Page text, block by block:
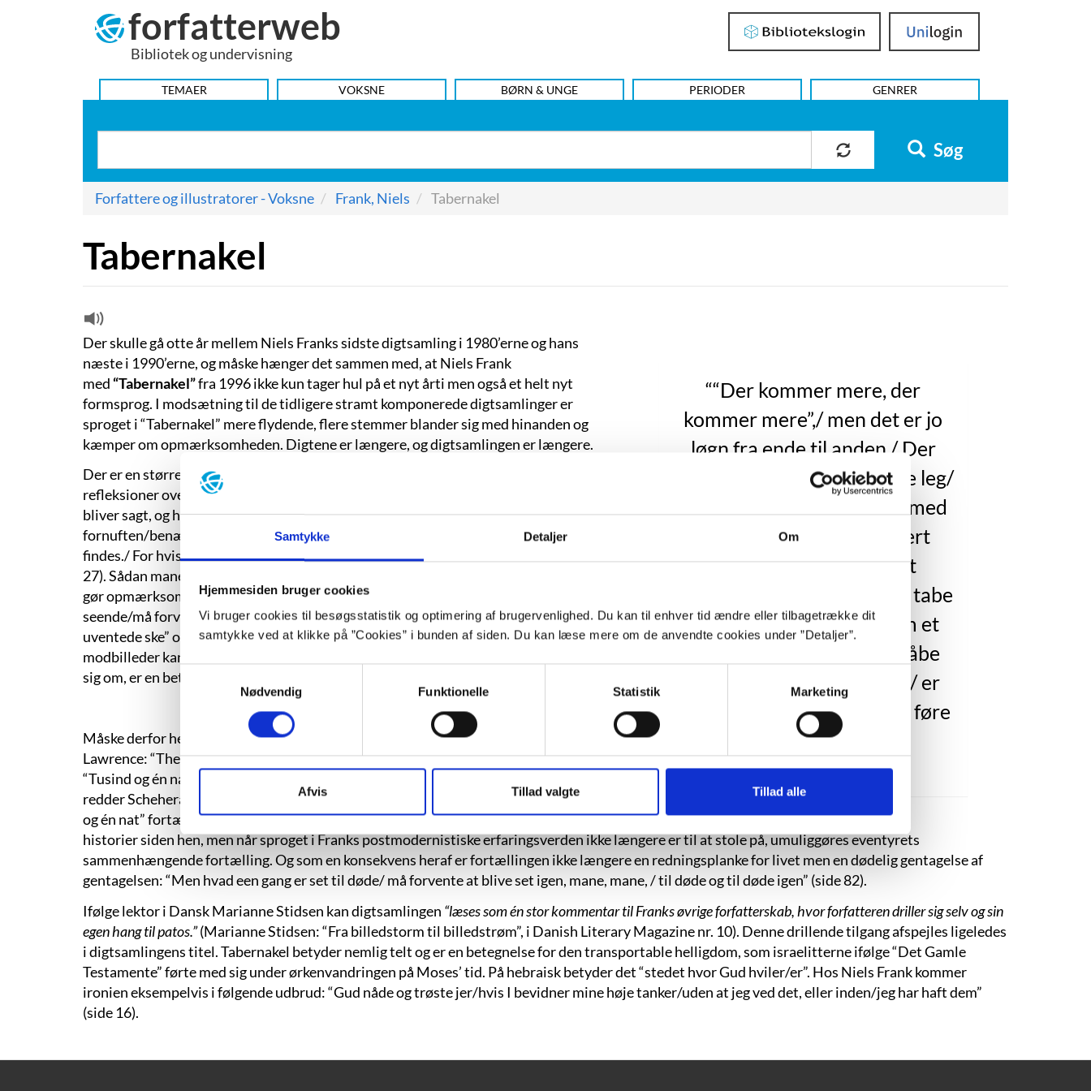
Samtykke Detaljer Om
Hjemmesiden bruger cookies
Vi bruger cookies til besøgsstatistik og optimering af brugervenlighed. Du kan til enhver tid ændre eller tilbagetrække dit
samtykke ved at klikke på ”Cookies” i bunden af siden. Du kan læse mere om de anvendte cookies under ”Detaljer”.
Samtykkevalg
Nødvendig
Funktionelle Statistik Marketing
Afvis Tillad valgte Tillad alle
forfatterweb
Bibliotek og undervisning
Bibliotekslogin UniLogin
HOVEDMENU
TEMAER VOKSNE BØRN & UNGE PERIODER GENRER
Søg
Forfattere og illustratorer - Voksne Frank, Niels Tabernakel
Tabernakel
““Der kommer mere, der
kommer mere”,/ men det er jo
løgn fra ende til anden./ Der
kommer ikke mere. Den lille leg/
som jeg leger så godt, den med
det bløde ansigt/ der hvert
øjeblik kan give sig til at
grimassere ubehersket/ og tabe
alle sine flade masker som et
spil kort/ og selv stå og måbe
over det bagefter, dén leg/ er
forbi. Hvor den så end ville føre
mig hen.”
“Tabernakel”, s. 11.
Der skulle gå otte år mellem Niels Franks sidste digtsamling i 1980’erne og hans
næste i 1990’erne, og måske hænger det sammen med, at Niels Frank
med “Tabernakel”fra 1996 ikke kun tager hul på et nyt årti men også et helt nyt
formsprog. I modsætning til de tidligere stramt komponerede digtsamlinger er
sproget i “Tabernakel” mere flydende, flere stemmer blander sig med hinanden og
kæmper om opmærksomheden. Digtene er længere, og digtsamlingen er længere.
Der er en større billedrigdom, og digtene synes på en gang at være digte og
refleksioner over digtningen. Et gennemgående tema er afsøgningen af, hvad der
bliver sagt, og hvad der ikke kan siges. “Skynd dig, skynd dig/at skrive det ned før
fornuften/benægter sit liderlige kaos. Skriv det ned/så selv digtet kan se at det
findes./ For hvis een ting findes, findes også/dens modsætning. Skriv det ned” (side
27). Sådan manes der et sted, at alt er modsætninger. Men som det sidste digt i bogen
gør opmærksom på, er der ikke langt fra én betydning til dens modsætning: “den
seende/må forvente en blindhed” og “Den der intet forventer,/ han må se det
uventede ske” og ”Ingen af disse billeder kan nogensinde gøres,/ men deres
modbilleder kan” (side 81-82). Man kan altså ikke stole på sproget, for før man får set
sig om, er en betydning vendt til dens modsætning.
Måske derfor hedder det sidste digt “Efter tusind og een nat”, med et citat fra D.H.
Lawrence: “There is nothing to look at any more,/ Everything has been seen to death”.
“Tusind og én nat” er navnet på en af historiens mest berømte eventyrsamlinger. I den
redder Scheherazade sit liv ved hver nat at fortælle et eventyr til sultanen. I “Tusind
og én nat” fortælles eventyrene efter en skabelon, som vi kender det fra tusinder af
historier siden hen, men når sproget i Franks postmodernistiske erfaringsverden ikke længere er til at stole på, umuliggøres eventyrets
sammenhængende fortælling. Og som en konsekvens heraf er fortællingen ikke længere en redningsplanke for livet men en dødelig gentagelse af
gentagelsen: “Men hvad een gang er set til døde/ må forvente at blive set igen, mane, mane, / til døde og til døde igen” (side 82).
Ifølge lektor i Dansk Marianne Stidsen kan digtsamlingen “læses som én stor kommentar til Franks øvrige forfatterskab, hvor forfatteren driller sig selv og sin
egen hang til patos.”(Marianne Stidsen: “Fra billedstorm til billedstrøm”, i Danish Literary Magazine nr. 10). Denne drillende tilgang afspejles ligeledes
i digtsamlingens titel. Tabernakel betyder nemlig telt og er en betegnelse for den transportable helligdom, som israelitterne ifølge “Det Gamle
Testamente” førte med sig under ørkenvandringen på Moses’ tid. På hebraisk betyder det “stedet hvor Gud hviler/er”. Hos Niels Frank kommer
ironien eksempelvis i følgende udbrud: “Gud nåde og trøste jer/hvis I bevidner mine høje tanker/uden at jeg ved det, eller inden/jeg har haft dem”
(side 16).